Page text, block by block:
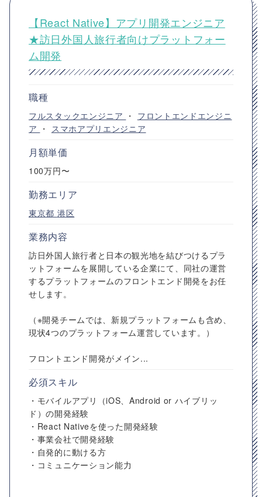
【React Native】アプリ開発エンジニア
★訪日外国人旅行者向けプラットフォー
ム開発
職種
フルスタックエンジニア ・ フロントエンドエンジニ
ア ・ スマホアプリエンジニア
月額単価
100万円〜
勤務エリア
東京都 港区
業務内容
訪日外国人旅行者と日本の観光地を結びつけるプラ
ットフォームを展開している企業にて、同社の運営
するプラットフォームのフロントエンド開発をお任
せします。
（※開発チームでは、新規プラットフォームも含め、
現状4つのプラットフォーム運営しています。）
フロントエンド開発がメイン...
必須スキル
・モバイルアプリ（iOS、Android or ハイブリッ
ド）の開発経験
・React Nativeを使った開発経験
・事業会社で開発経験
・自発的に動ける方
・コミュニケーション能力